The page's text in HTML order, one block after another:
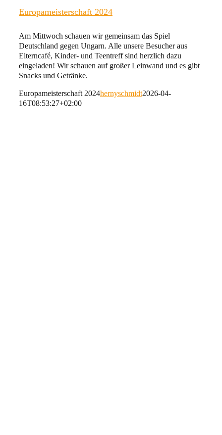
Europameisterschaft 2024
Am Mittwoch schauen wir gemeinsam das Spiel
Deutschland gegen Ungarn. Alle unsere Besucher aus
Elterncafé, Kinder- und Teentreff sind herzlich dazu
eingeladen! Wir schauen auf großer Leinwand und es gibt
Snacks und Getränke.
Europameisterschaft 2024hernyschmidt2026-04-
16T08:53:27+02:00